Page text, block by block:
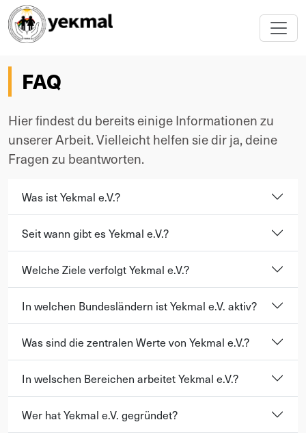
FAQ
Hier findest du bereits einige Informationen zu
unserer Arbeit. Vielleicht helfen sie dir ja, deine
Fragen zu beantworten.
Was ist Yekmal e.V.?
Seit wann gibt es Yekmal e.V.?
Welche Ziele verfolgt Yekmal e.V.?
In welchen Bundesländern ist Yekmal e.V. aktiv?
Was sind die zentralen Werte von Yekmal e.V.?
In welschen Bereichen arbeitet Yekmal e.V.?
Wer hat Yekmal e.V. gegründet?